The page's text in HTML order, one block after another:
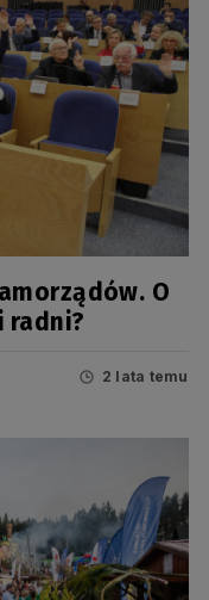
O
radni?
2 lata temu